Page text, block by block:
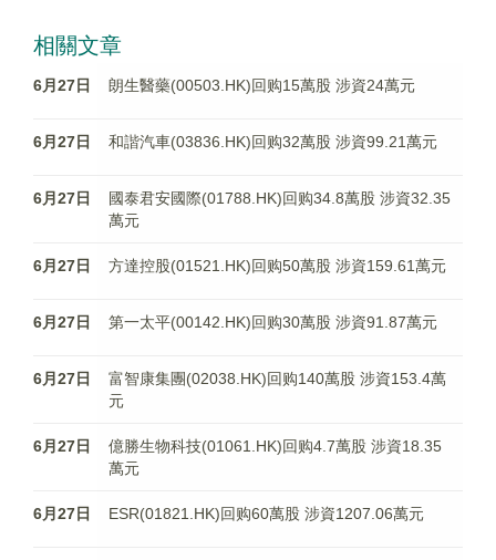
相關文章
6月27日 朗生醫藥(00503.HK)回购15萬股 涉資24萬元
6月27日 和諧汽車(03836.HK)回购32萬股 涉資99.21萬元
6月27日
國泰君安國際(01788.HK)回购34.8萬股 涉資32.35
萬元
6月27日 方達控股(01521.HK)回购50萬股 涉資159.61萬元
6月27日 第一太平(00142.HK)回购30萬股 涉資91.87萬元
6月27日
富智康集團(02038.HK)回购140萬股 涉資153.4萬
元
6月27日
億勝生物科技(01061.HK)回购4.7萬股 涉資18.35
萬元
6月27日 ESR(01821.HK)回购60萬股 涉資1207.06萬元